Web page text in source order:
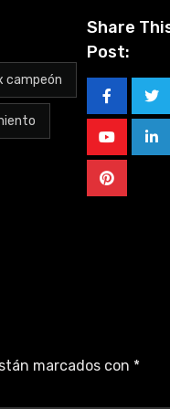
campeón
Share
Post:
marcados con *